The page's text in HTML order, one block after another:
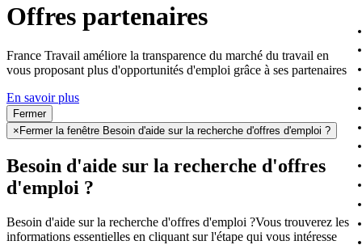
Offres partenaires
France Travail améliore la transparence du marché du travail en
vous proposant plus d'opportunités d'emploi grâce à ses partenaires
En savoir plus
Fermer
× Fermer la fenêtre Besoin d'aide sur la recherche d'offres d'emploi ?
Besoin d'aide sur la recherche d'offres
d'emploi ?
Besoin d'aide sur la recherche d'offres d'emploi ?Vous trouverez les
informations essentielles en cliquant sur l'étape qui vous intéresse